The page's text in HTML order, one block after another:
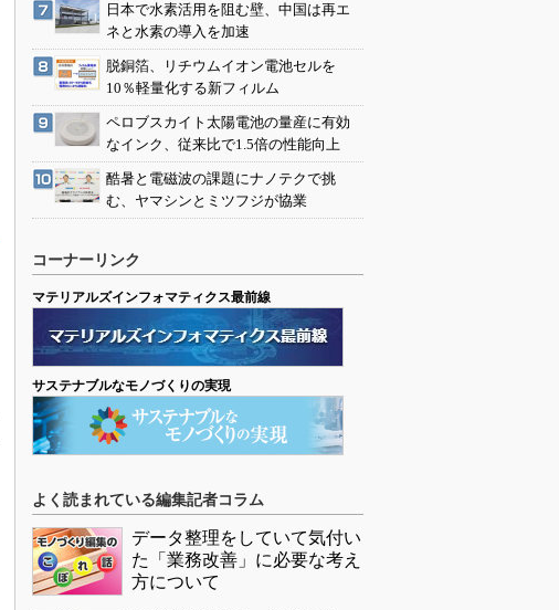
日本で水素活用を阻む壁、中国は再エ
ネと水素の導入を加速
脱銅箔、リチウムイオン電池セルを
10％軽量化する新フィルム
ペロブスカイト太陽電池の量産に有効
なインク、従来比で1.5倍の性能向上
酷暑と電磁波の課題にナノテクで挑
む、ヤマシンとミツフジが協業
コーナーリンク
マテリアルズインフォマティクス最前線
サステナブルなモノづくりの実現
よく読まれている編集記者コラム
データ整理をしていて気付い
た「業務改善」に必要な考え
方について